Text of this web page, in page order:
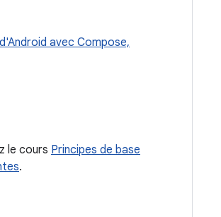
avec Compose,
le cours Principes de base
.